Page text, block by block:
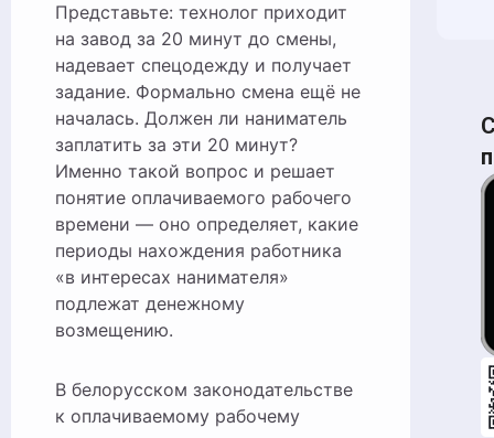
Представьте: технолог приходит
на завод за 20 минут до смены,
надевает спецодежду и получает
задание. Формально смена ещё не
началась. Должен ли наниматель
заплатить за эти 20 минут?
Именно такой вопрос и решает
понятие оплачиваемого рабочего
времени — оно определяет, какие
периоды нахождения работника
«в интересах нанимателя»
подлежат денежному
возмещению.
В белорусском законодательстве
к оплачиваемому рабочему